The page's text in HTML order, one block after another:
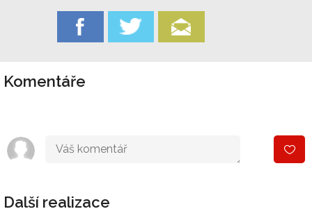
Komentáře
Další realizace